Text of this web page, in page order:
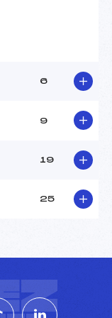
(MB)
NUAGEUX
DURE
–
6
9
19
25